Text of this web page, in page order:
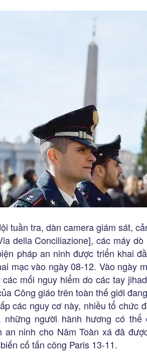
tuần tra, dàn camera giám sát,
della Conciliazione], các máy
pháp an ninh được triển khai
mạc vào ngày 08-12. Vào ngày
các mối nguy hiểm do các tay
Công giáo trên toàn thế giới
các nguy cơ này, nhiều tổ chức
những người hành hương có
an ninh cho Năm Toàn xá đã
cố tấn công Paris 13-11.